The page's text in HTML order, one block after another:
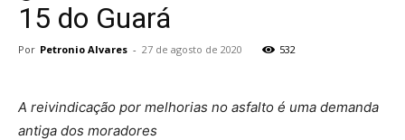
15 do Guará
Por Petronio Alvares - 27 de agosto de 2020 532
A reivindicação por melhorias no asfalto é uma demanda
antiga dos moradores